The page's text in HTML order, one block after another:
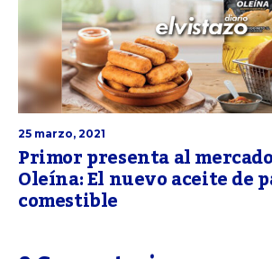
25 marzo, 2021
Primor presenta al
Oleína: El nuevo aceite de
comestible